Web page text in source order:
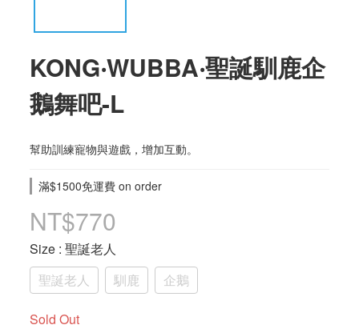
KONG‧WUBBA‧聖誕馴鹿企
鵝舞吧-L
幫助訓練寵物與遊戲，增加互動。
滿$1500免運費 on order
NT$770
Size : 聖誕老人
聖誕老人
馴鹿 企鵝
Sold Out